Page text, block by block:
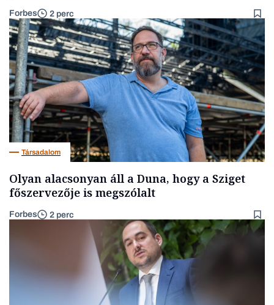
Forbes 2 perc
Társadalom
Olyan alacsonyan áll a Duna, hogy a Sziget
főszervezője is megszólalt
Forbes 2 perc